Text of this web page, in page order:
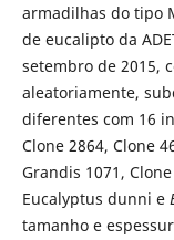
armadilhas do tipo
de eucalipto da
setembro de 2015,
aleatoriamente,
diferentes com 16
Clone 2864, Clone
Grandis 1071,
Eucalyptus dunni e
tamanho e